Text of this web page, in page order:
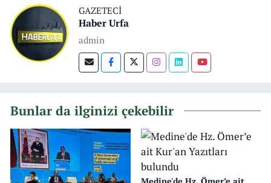
GAZETECI
Haber Urfa
admin
Bunlar da ilginizi çekebilir